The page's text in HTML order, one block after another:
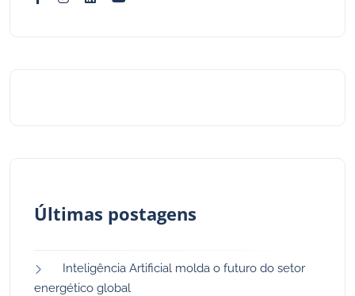
Últimas postagens
Inteligência Artificial molda o futuro do setor
energético global